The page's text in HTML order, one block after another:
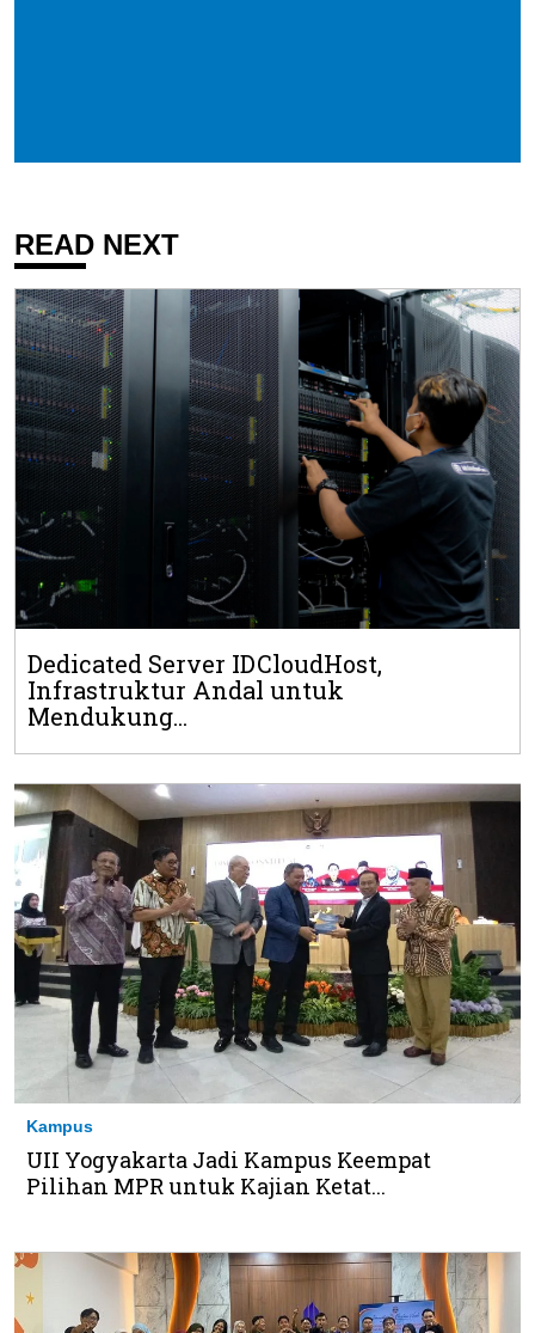
READ NEXT
Dedicated Server IDCloudHost,
Infrastruktur Andal untuk
Mendukung...
Kampus
UII Yogyakarta Jadi Kampus Keempat
Pilihan MPR untuk Kajian Ketat...